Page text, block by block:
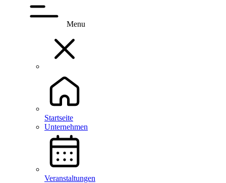
Menu
Startseite
Unternehmen
Veranstaltungen